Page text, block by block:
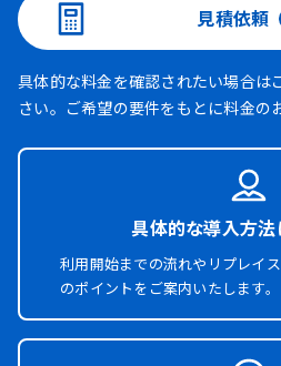
見積依頼
具体的な料金を確認されたい場合は
さい。ご希望の要件をもとに料金の
具体的な導入方法
利用開始までの流れやリプレイ
のポイントをご案内いたします。